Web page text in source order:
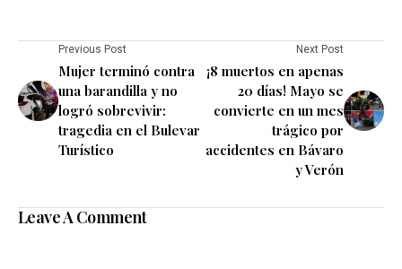
Previous Post
Mujer terminó contra
una barandilla y no
logró sobrevivir:
tragedia en el Bulevar
Turístico
Next Post
¡8 muertos en apenas
20 días! Mayo se
convierte en un mes
trágico por
accidentes en Bávaro
y Verón
Leave A Comment